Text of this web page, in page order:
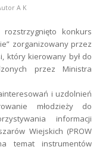
A K
konkurs
zorganizowany przez
który kierowany był do
przez Ministra
i uzdolnień
młodzieży do
informacji
Wiejskich (PROW
temat instrumentów